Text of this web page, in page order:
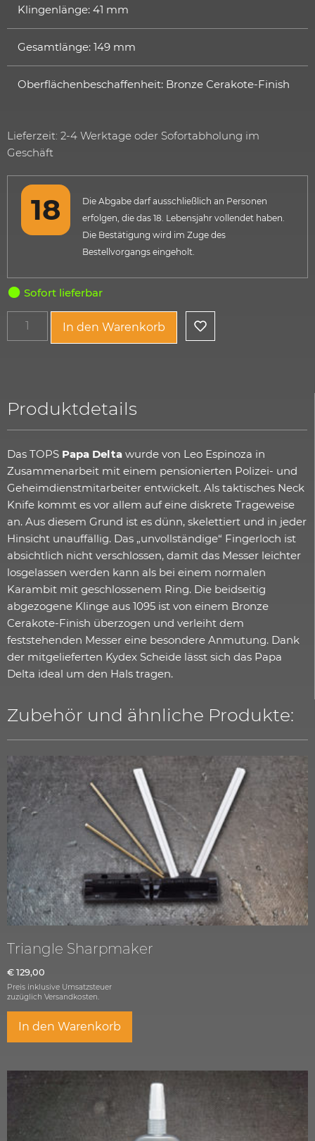
Klingenlänge: 41 mm
Gesamtlänge: 149 mm
Oberflächenbeschaffenheit: Bronze Cerakote-Finish
Lieferzeit: 2-4 Werktage oder Sofortabholung im
Geschäft
Die Abgabe darf ausschließlich an Personen
erfolgen, die das 18. Lebensjahr vollendet haben.
Die Bestätigung wird im Zuge des
Bestellvorgangs eingeholt.
Sofort lieferbar
In den Warenkorb
Produktdetails
Das TOPS Papa Delta wurde von Leo Espinoza in
Zusammenarbeit mit einem pensionierten Polizei- und
Geheimdienstmitarbeiter entwickelt. Als taktisches Neck
Knife kommt es vor allem auf eine diskrete Trageweise
an. Aus diesem Grund ist es dünn, skelettiert und in jeder
Hinsicht unauffällig. Das „unvollständige“ Fingerloch ist
absichtlich nicht verschlossen, damit das Messer leichter
losgelassen werden kann als bei einem normalen
Karambit mit geschlossenem Ring. Die beidseitig
abgezogene Klinge aus 1095 ist von einem Bronze
Cerakote-Finish überzogen und verleiht dem
feststehenden Messer eine besondere Anmutung. Dank
der mitgelieferten Kydex Scheide lässt sich das Papa
Delta ideal um den Hals tragen.
Zubehör und ähnliche Produkte:
Triangle Sharpmaker
€ 129,00
Preis inklusive Umsatzsteuer
zuzüglich Versandkosten.
In den Warenkorb